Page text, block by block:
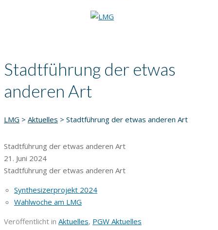
Stadtführung der etwas
anderen Art
LMG > Aktuelles > Stadtführung der etwas anderen Art
Stadtführung der etwas anderen Art
21. Juni 2024
Stadtführung der etwas anderen Art
Synthesizerprojekt 2024
Wahlwoche am LMG
Veröffentlicht in Aktuelles, PGW Aktuelles